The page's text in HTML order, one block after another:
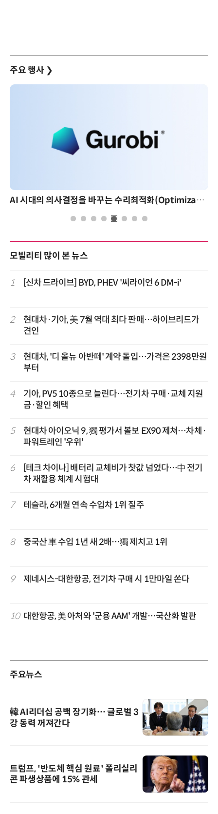
주요 행사 ❯
AI 시대의 의사결정을 바꾸는 수리최적화(Optimization): 실제 산업 적용 사례와 활용 전략
모빌리티 많이 본 뉴스
1 [신차 드라이브] BYD, PHEV '씨라이언 6 DM-i'
2
현대차·기아, 美 7월 역대 최다 판매…하이브리드가
견인
3
현대차, '디 올뉴 아반떼' 계약 돌입…가격은 2398만원
부터
4
기아, PV5 10종으로 늘린다…전기차 구매·교체 지원
금·할인 혜택
5
현대차 아이오닉 9, 獨 평가서 볼보 EX90 제쳐…차체·
파워트레인 '우위'
6
[테크 차이나] 배터리 교체비가 찻값 넘었다…中 전기
차 재활용 체계 시험대
7 테슬라, 6개월 연속 수입차 1위 질주
8 중국산 車 수입 1년 새 2배…獨 제치고 1위
9 제네시스-대한항공, 전기차 구매 시 1만마일 쏜다
10 대한항공, 美 아처와 '군용 AAM' 개발…국산화 발판
주요뉴스
韓 AI리더십 공백 장기화… 글로벌 3
강 동력 꺼져간다
트럼프, '반도체 핵심 원료' 폴리실리
콘 파생상품에 15% 관세